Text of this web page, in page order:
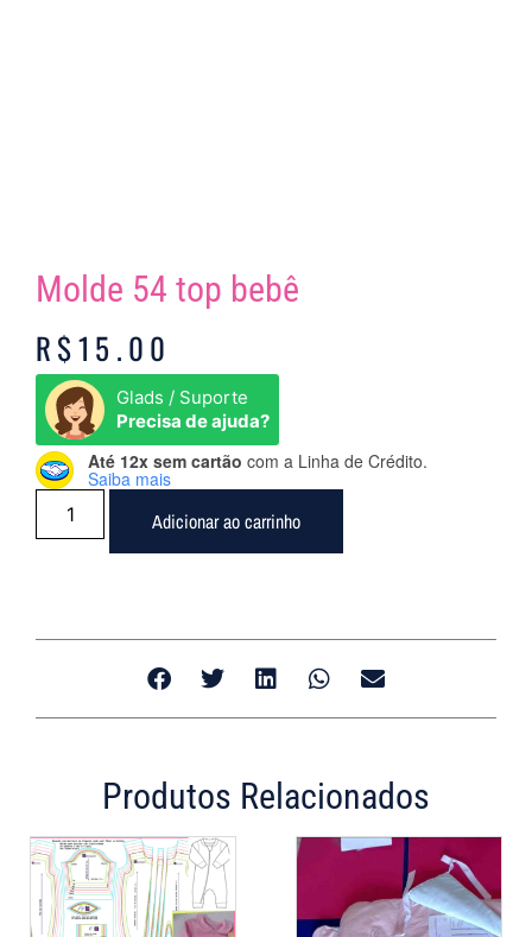
Molde 54 top bebê
R$15.00
Glads / Suporte
Precisa de ajuda?
Até 12x sem cartão com a Linha de Crédito.
Saiba mais
Adicionar ao carrinho
Produtos Relacionados